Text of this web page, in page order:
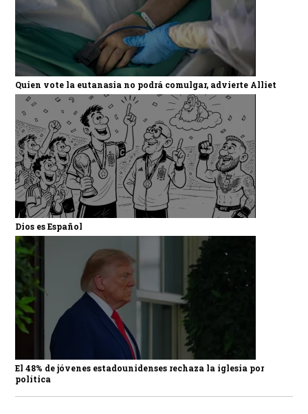
Quien vote la eutanasia no podrá comulgar, advierte Alliet
Dios es Español
El 48% de jóvenes estadounidenses rechaza la iglesia por
política